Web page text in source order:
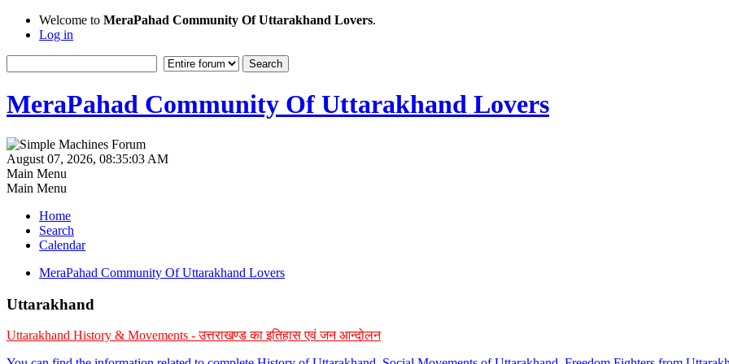
Welcome to MeraPahad Community Of Uttarakhand Lovers.
Log in
MeraPahad Community Of Uttarakhand Lovers
August 07, 2026, 08:35:03 AM
Main Menu
Main Menu
Home
Search
Calendar
MeraPahad Community Of Uttarakhand Lovers
Uttarakhand
Uttarakhand History & Movements - उत्तराखण्ड का इतिहास एवं जन आन्दोलन